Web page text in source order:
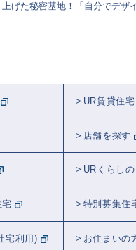
げた秘密基地！「自分でデザ
UR賃貸住
店舗を探す
URくらし
宅 特別募集住
宅利用) お住まいの